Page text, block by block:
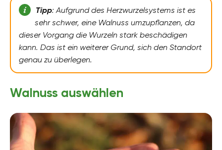
Tipp: Aufgrund des Herzwurzelsystems ist es
sehr schwer, eine Walnuss umzupflanzen, da
dieser Vorgang die Wurzeln stark beschädigen
kann. Das ist ein weiterer Grund, sich den Standort
genau zu überlegen.
Walnuss auswählen